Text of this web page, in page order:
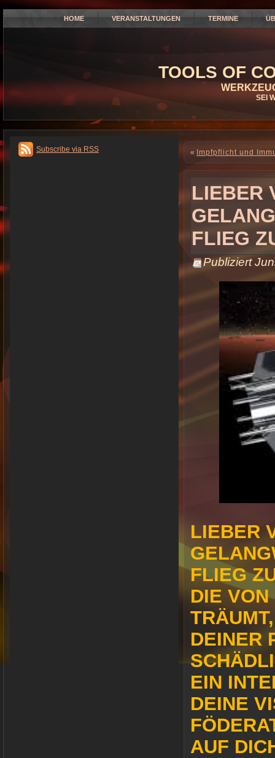
HOME VERANSTALTUNGEN TERMINE
TOOLS OF
SEI
Subscribe via RSS « Impfpflicht und
LIEBER
FLIEG
Publiziert
LIEBER
FLIEG
DIE
DEINER
EIN
DEINE
AUF